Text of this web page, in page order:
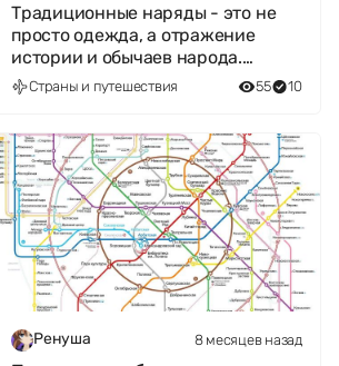
Традиционные наряды - это не
просто одежда, а отражение
истории и обычаев народа.
Готовы ли вы узнать страну по её
нацио
Страны и путешествия 55 10
Ренуша 8 месяцев назад